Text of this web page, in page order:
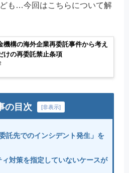
も…今回はこちらについて解
機構の海外企業再委託事件から考え
けの再委託禁止条項
の目次 [非表示]
託先でのインシデント発生」を
対策を指定していないケースが